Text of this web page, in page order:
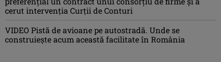
cerut intervenția Curții de Conturi
VIDEO Pistă de avioane pe autostradă. Unde se
construiește acum această facilitate în România